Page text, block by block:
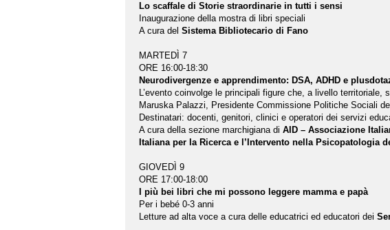
Lo scaffale di Storie straordinarie in tutti i sensi
Inaugurazione della mostra di libri speciali
A cura del Sistema Bibliotecario di Fano
MARTEDÌ 7
ORE 16:00-18:30
Neurodivergenze e apprendimento: DSA, ADHD e
L’evento coinvolge le principali figure che, a livello
Maruska Palazzi, Presidente Commissione Politiche Sociali
Destinatari: docenti, genitori, clinici e operatori dei servizi
A cura della sezione marchigiana di AID – Associazione
Italiana per la Ricerca e l’Intervento nella Psicopatologia
GIOVEDÌ 9
ORE 17:00-18:00
I più bei libri che mi possono leggere mamma e papà
Per i bebé 0-3 anni
Letture ad alta voce a cura delle educatrici ed educatori dei